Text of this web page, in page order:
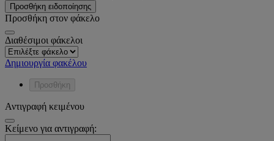
Προσθήκη ειδοποίησης
Προσθήκη στον φάκελο
Διαθέσιμοι φάκελοι
Δημιουργία φακέλου
Προσθήκη
Αντιγραφή κειμένου
Κείμενο για αντιγραφή: